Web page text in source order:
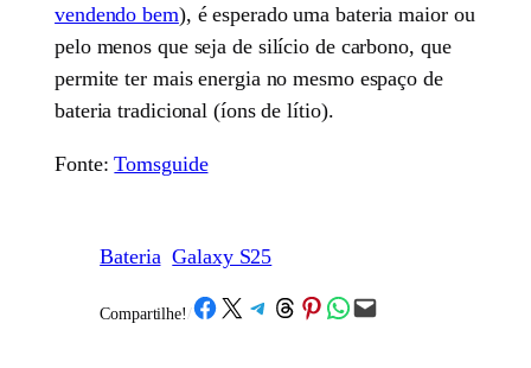
vendendo bem), é esperado uma bateria maior ou
pelo menos que seja de silício de carbono, que
permite ter mais energia no mesmo espaço de
bateria tradicional (íons de lítio).
Fonte:Tomsguide
Bateria Galaxy S25
Compartilhe! /Share on Facebook
Share on X Share on Telegram
Share on Threads
Share on Pinterest
Share on WhatsApp
Email this Page